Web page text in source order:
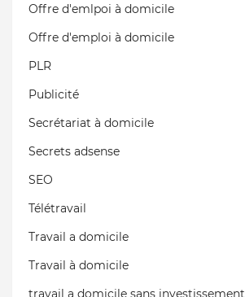
Offre d'emlpoi à domicile
Offre d'emploi à domicile
PLR
Publicité
Secrétariat à domicile
Secrets adsense
SEO
Télétravail
Travail a domicile
Travail à domicile
travail a domicile sans investissement